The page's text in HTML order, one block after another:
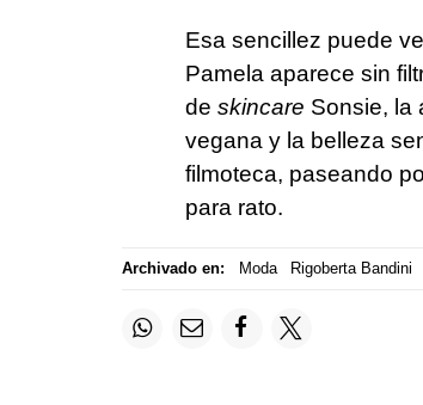
Esa sencillez puede
Pamela aparece sin
de skincare Sonsie, la
vegana y la belleza
filmoteca, paseando
para rato.
Archivado en: Moda Rigoberta Bandini